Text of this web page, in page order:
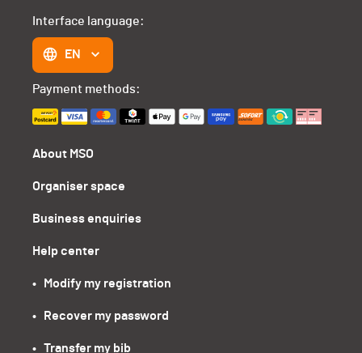
About MSO
Organiser space
Business enquiries
Help center
•   Modify my registration
•   Recover my password
•   Transfer my bib
Interface language:
EN
Payment methods: